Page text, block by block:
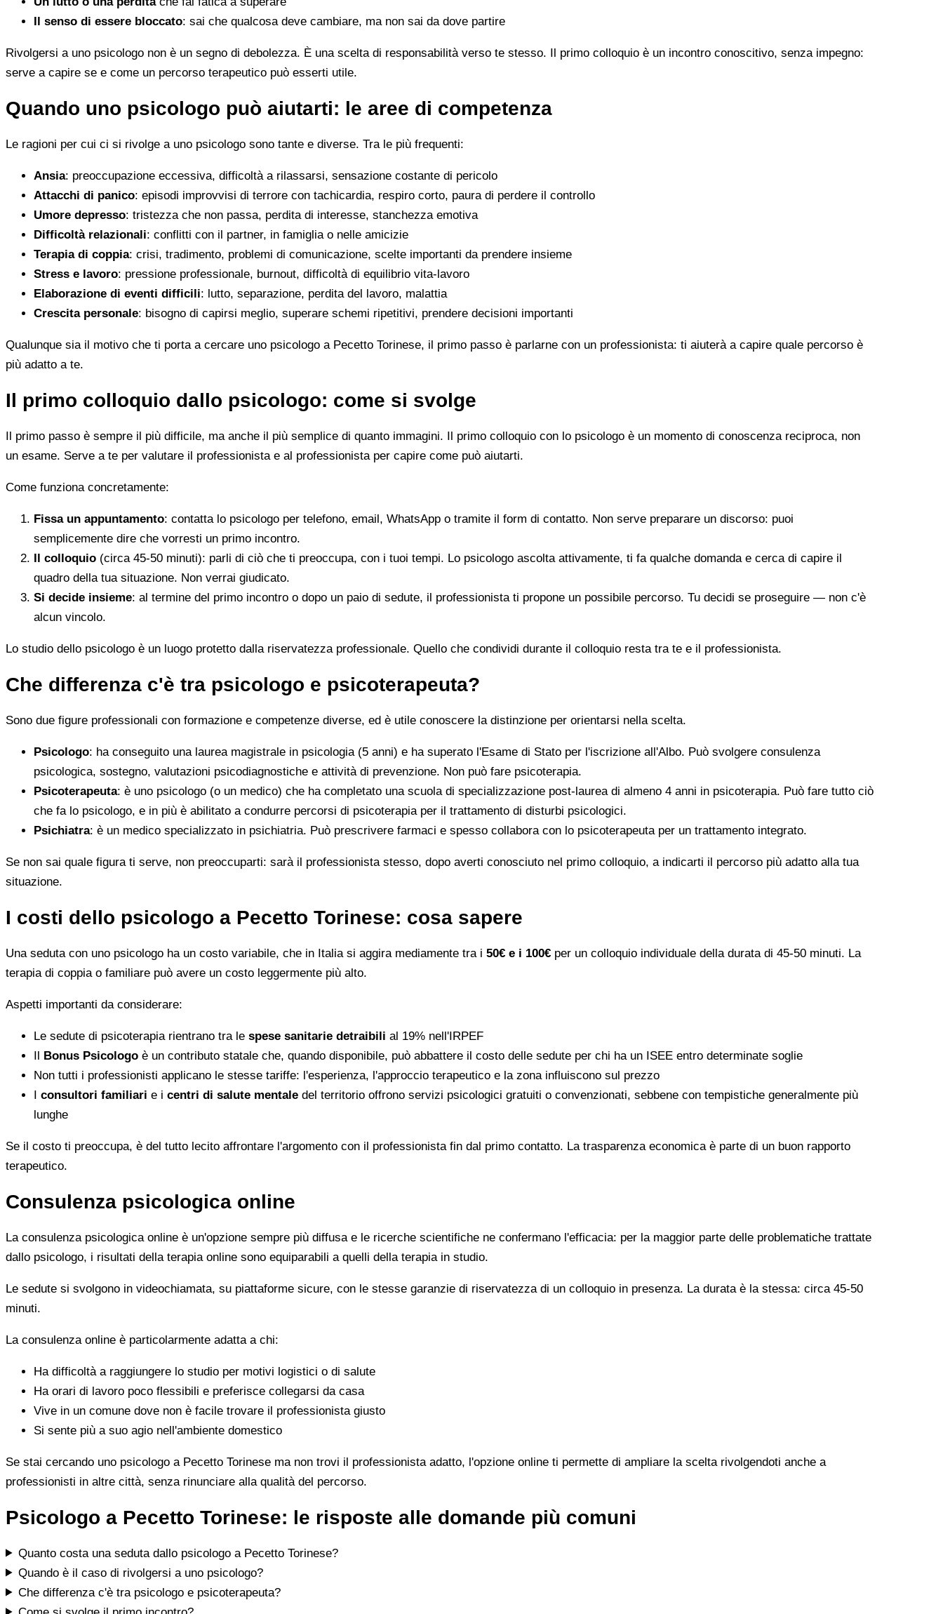
Il senso di essere bloccato: sai che qualcosa deve cambiare, ma non sai da dove partire
Rivolgersi a uno psicologo non è un segno di debolezza. È una scelta di responsabilità verso te stesso. Il primo colloquio è un incontro conoscitivo, senza impegno:
serve a capire se e come un percorso terapeutico può esserti utile.
Quando uno psicologo può aiutarti: le aree di competenza
Le ragioni per cui ci si rivolge a uno psicologo sono tante e diverse. Tra le più frequenti:
Ansia: preoccupazione eccessiva, difficoltà a rilassarsi, sensazione costante di pericolo
Attacchi di panico: episodi improvvisi di terrore con tachicardia, respiro corto, paura di perdere il controllo
Umore depresso: tristezza che non passa, perdita di interesse, stanchezza emotiva
Difficoltà relazionali: conflitti con il partner, in famiglia o nelle amicizie
Terapia di coppia: crisi, tradimento, problemi di comunicazione, scelte importanti da prendere insieme
Stress e lavoro: pressione professionale, burnout, difficoltà di equilibrio vita-lavoro
Elaborazione di eventi difficili: lutto, separazione, perdita del lavoro, malattia
Crescita personale: bisogno di capirsi meglio, superare schemi ripetitivi, prendere decisioni importanti
Qualunque sia il motivo che ti porta a cercare uno psicologo a Pecetto Torinese, il primo passo è parlarne con un professionista: ti aiuterà a capire quale percorso è
più adatto a te.
Il primo colloquio dallo psicologo: come si svolge
Il primo passo è sempre il più difficile, ma anche il più semplice di quanto immagini. Il primo colloquio con lo psicologo è un momento di conoscenza reciproca, non
un esame. Serve a te per valutare il professionista e al professionista per capire come può aiutarti.
Come funziona concretamente:
Fissa un appuntamento: contatta lo psicologo per telefono, email, WhatsApp o tramite il form di contatto. Non serve preparare un discorso: puoi
semplicemente dire che vorresti un primo incontro.
Il colloquio (circa 45-50 minuti): parli di ciò che ti preoccupa, con i tuoi tempi. Lo psicologo ascolta attivamente, ti fa qualche domanda e cerca di capire il
quadro della tua situazione. Non verrai giudicato.
Si decide insieme: al termine del primo incontro o dopo un paio di sedute, il professionista ti propone un possibile percorso. Tu decidi se proseguire — non c'è
alcun vincolo.
Lo studio dello psicologo è un luogo protetto dalla riservatezza professionale. Quello che condividi durante il colloquio resta tra te e il professionista.
Che differenza c'è tra psicologo e psicoterapeuta?
Sono due figure professionali con formazione e competenze diverse, ed è utile conoscere la distinzione per orientarsi nella scelta.
Psicologo: ha conseguito una laurea magistrale in psicologia (5 anni) e ha superato l'Esame di Stato per l'iscrizione all'Albo. Può svolgere consulenza
psicologica, sostegno, valutazioni psicodiagnostiche e attività di prevenzione. Non può fare psicoterapia.
Psicoterapeuta: è uno psicologo (o un medico) che ha completato una scuola di specializzazione post-laurea di almeno 4 anni in psicoterapia. Può fare tutto ciò
che fa lo psicologo, e in più è abilitato a condurre percorsi di psicoterapia per il trattamento di disturbi psicologici.
Psichiatra: è un medico specializzato in psichiatria. Può prescrivere farmaci e spesso collabora con lo psicoterapeuta per un trattamento integrato.
Se non sai quale figura ti serve, non preoccuparti: sarà il professionista stesso, dopo averti conosciuto nel primo colloquio, a indicarti il percorso più adatto alla tua
situazione.
I costi dello psicologo a Pecetto Torinese: cosa sapere
Una seduta con uno psicologo ha un costo variabile, che in Italia si aggira mediamente tra i 50€ e i 100€ per un colloquio individuale della durata di 45-50 minuti. La
terapia di coppia o familiare può avere un costo leggermente più alto.
Aspetti importanti da considerare:
Le sedute di psicoterapia rientrano tra le spese sanitarie detraibili al 19% nell'IRPEF
Il Bonus Psicologo è un contributo statale che, quando disponibile, può abbattere il costo delle sedute per chi ha un ISEE entro determinate soglie
Non tutti i professionisti applicano le stesse tariffe: l'esperienza, l'approccio terapeutico e la zona influiscono sul prezzo
I consultori familiari e i centri di salute mentale del territorio offrono servizi psicologici gratuiti o convenzionati, sebbene con tempistiche generalmente più
lunghe
Se il costo ti preoccupa, è del tutto lecito affrontare l'argomento con il professionista fin dal primo contatto. La trasparenza economica è parte di un buon rapporto
terapeutico.
Consulenza psicologica online
La consulenza psicologica online è un'opzione sempre più diffusa e le ricerche scientifiche ne confermano l'efficacia: per la maggior parte delle problematiche trattate
dallo psicologo, i risultati della terapia online sono equiparabili a quelli della terapia in studio.
Le sedute si svolgono in videochiamata, su piattaforme sicure, con le stesse garanzie di riservatezza di un colloquio in presenza. La durata è la stessa: circa 45-50
minuti.
La consulenza online è particolarmente adatta a chi:
Ha difficoltà a raggiungere lo studio per motivi logistici o di salute
Ha orari di lavoro poco flessibili e preferisce collegarsi da casa
Vive in un comune dove non è facile trovare il professionista giusto
Si sente più a suo agio nell'ambiente domestico
Se stai cercando uno psicologo a Pecetto Torinese ma non trovi il professionista adatto, l'opzione online ti permette di ampliare la scelta rivolgendoti anche a
professionisti in altre città, senza rinunciare alla qualità del percorso.
Psicologo a Pecetto Torinese: le risposte alle domande più comuni
Quanto costa una seduta dallo psicologo a Pecetto Torinese?
Quando è il caso di rivolgersi a uno psicologo?
Che differenza c'è tra psicologo e psicoterapeuta?